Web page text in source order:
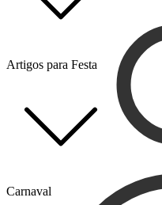
Artigos para Festa
Carnaval